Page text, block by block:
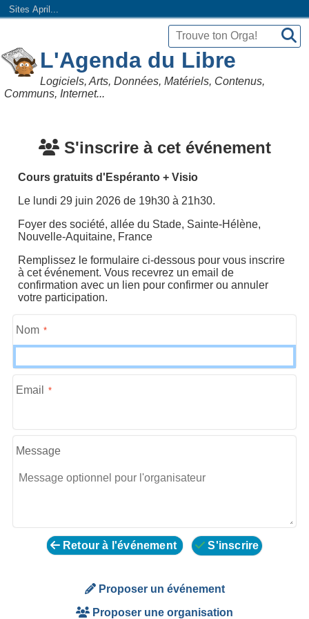
Sites April...
L'Agenda du Libre
Logiciels, Arts, Données, Matériels, Contenus,
Communs, Internet...
S'inscrire à cet événement
Cours gratuits d'Espéranto + Visio
Le lundi 29 juin 2026 de 19h30 à 21h30.
Foyer des société, allée du Stade, Sainte-Hélène,
Nouvelle-Aquitaine, France
Remplissez le formulaire ci-dessous pour vous inscrire
à cet événement. Vous recevrez un email de
confirmation avec un lien pour confirmer ou annuler
votre participation.
Nom
Email
Message
Retour à l'événement S'inscrire
Proposer un événement
Proposer une organisation